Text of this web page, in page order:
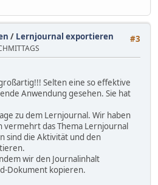
#3
/ Lernjournal exportieren
Selten eine so effektive
Anwendung gesehen. Sie hat
zu dem Lernjournal. Wir haben
das Thema Lernjournal
sind die Aktivität und den
wir den Journalinhalt
Dokument kopieren.